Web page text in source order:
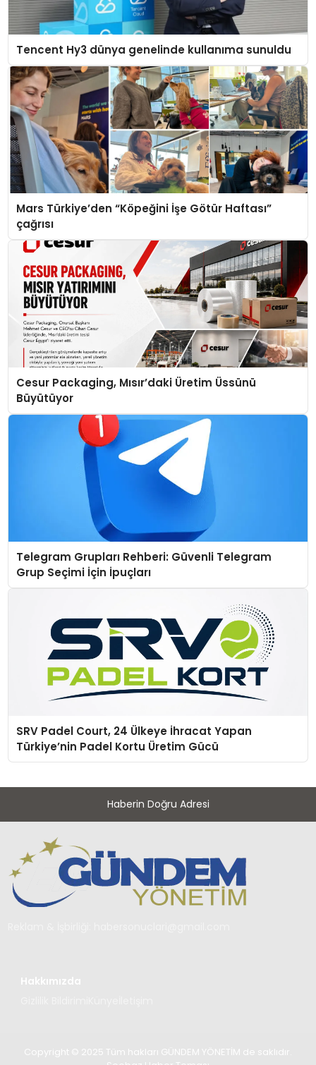
Tencent Hy3 dünya genelinde kullanıma sunuldu
Mars Türkiye’den “Köpeğini İşe Götür Haftası”
çağrısı
Cesur Packaging, Mısır’daki Üretim Üssünü
Büyütüyor
Telegram Grupları Rehberi: Güvenli Telegram
Grup Seçimi İçin İpuçları
SRV Padel Court, 24 Ülkeye İhracat Yapan
Türkiye’nin Padel Kortu Üretim Gücü
Haberin Doğru Adresi
Hakkımızda
Copyright © 2025 Tüm hakları GÜNDEM YÖNETİM de saklıdır.